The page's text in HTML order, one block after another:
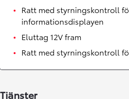
Ratt med styrningskontroll
informationsdisplayen
Eluttag 12V fram
Ratt med styrningskontroll
Tjänster